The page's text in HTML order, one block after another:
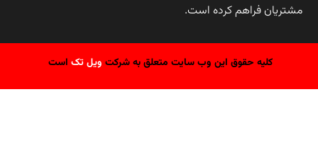
مشتریان فراهم کرده است.
کلیه حقوق این وب سایت متعلق به شرکت ویل تک است